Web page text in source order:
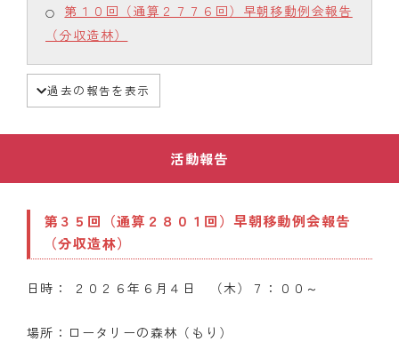
第１０回（通算２７７６回）早朝移動例会報告
（分収造林）
過去の報告を表示
活動報告
第３５回（通算２８０１回）早朝移動例会報告
（分収造林）
日時： ２０２６年６月４日 （木）７：００～
場所：ロータリーの森林（もり）